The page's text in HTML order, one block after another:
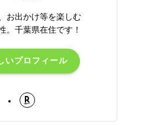
お出かけ等を楽しむ
。千葉県在住です！
いプロフィール